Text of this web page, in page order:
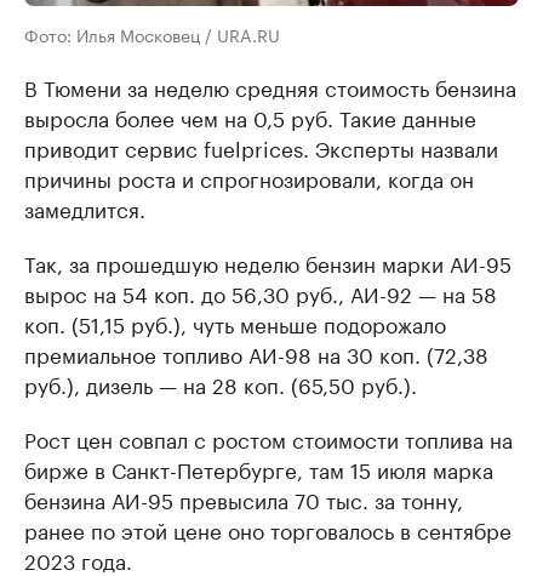
Фото: Илья Московец / URA.RU
В Тюмени за неделю средняя стоимость бензина
выросла более чем на 0,5 руб. Такие данные
приводит сервис fuelprices. Эксперты назвали
причины роста и спрогнозировали, когда он
замедлится.
Так, за прошедшую неделю бензин марки АИ-95
вырос на 54 коп. до 56,30 руб., АИ-92 — на 58
коп. (51,15 руб.), чуть меньше подорожало
премиальное топливо АИ-98 на 30 коп. (72,38
руб.), дизель — на 28 коп. (65,50 руб.).
Рост цен совпал с ростом стоимости топлива на
бирже в Санкт-Петербурге, там 15 июля марка
бензина АИ-95 превысила 70 тыс. за тонну,
ранее по этой цене оно торговалось в сентябре
2023 года.